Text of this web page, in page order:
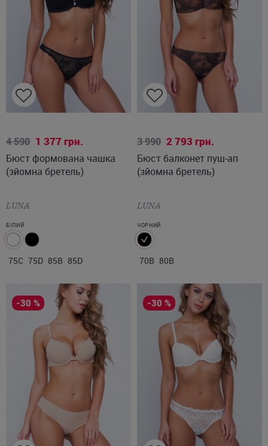
4 590 1 377 грн.
Бюст формована чашка
(зйомна бретель)
LUNA
БІЛИЙ
75C 75D 85B 85D
3 990 2 793 грн.
Бюст балконет пуш-ап
(зйомна бретель)
LUNA
ЧОРНИЙ
70B 80B
-30 % -30 %